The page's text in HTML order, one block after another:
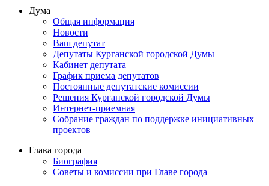
Дума
Общая информация
Новости
Ваш депутат
Депутаты Курганской городской Думы
Кабинет депутата
График приема депутатов
Постоянные депутатские комиссии
Решения Курганской городской Думы
Интернет-приемная
Собрание граждан по поддержке инициативных
проектов
Глава города
Биография
Советы и комиссии при Главе города